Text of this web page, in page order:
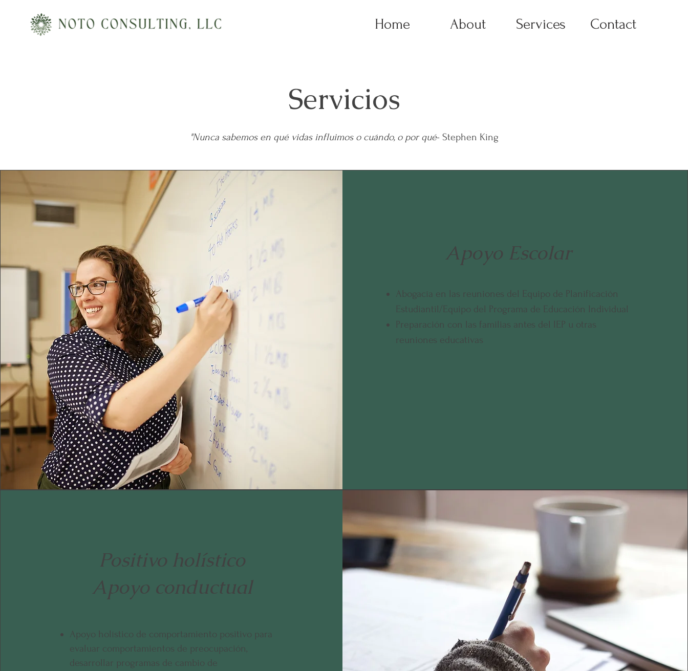
Home About Services Contact
Servicios
"Nunca sabemos en qué vidas influimos o cuándo, o por qué- Stephen King
Apoyo Escolar
Abogacía en las reuniones del Equipo de Planificación
Estudiantil/Equipo del Programa de Educación Individual
Preparación con las familias antes del IEP u otras
reuniones educativas
Positivo holístico
Apoyo conductual
Apoyo holístico de comportamiento positivo para
evaluar comportamientos de preocupación,
desarrollar programas de cambio de